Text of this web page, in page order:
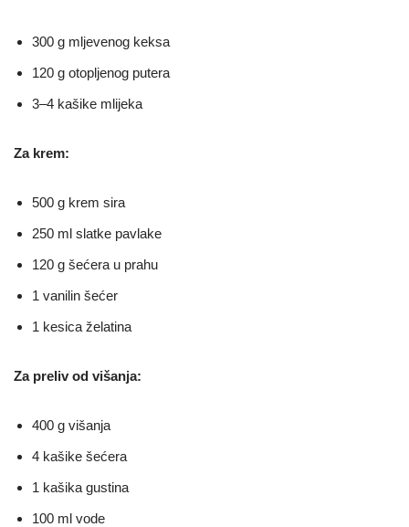
300 g mljevenog keksa
120 g otopljenog putera
3–4 kašike mlijeka
Za krem:
500 g krem sira
250 ml slatke pavlake
120 g šećera u prahu
1 vanilin šećer
1 kesica želatina
Za preliv od višanja:
400 g višanja
4 kašike šećera
1 kašika gustina
100 ml vode